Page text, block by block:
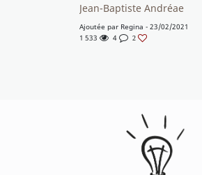
Jean-Baptiste Andréae
Ajoutée par Regina - 23/02/2021
1 533
4 2